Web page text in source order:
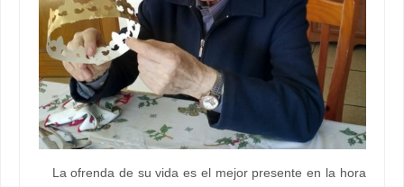
La ofrenda de su vida es el mejor presente en la hora